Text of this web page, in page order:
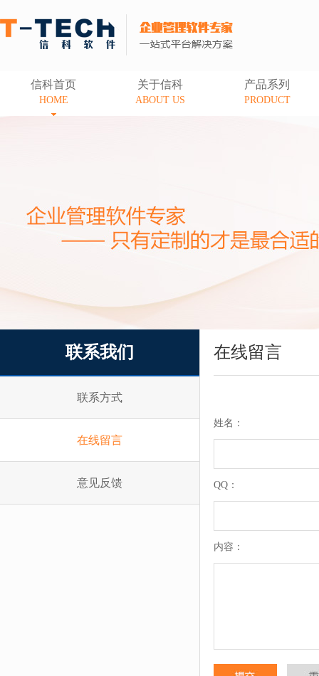
信科首页
HOME
关于信科
ABOUT US
产品系列
PRODUCT
联系我们
联系方式
在线留言
意见反馈
在线留言
姓名：
QQ：
内容：